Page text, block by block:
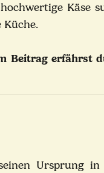
Käse
Küche.
Beitrag erfährst
Ursprung in